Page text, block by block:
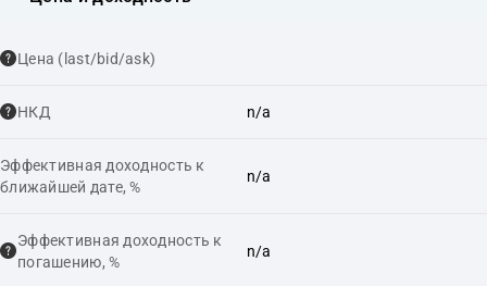
Цена (last/bid/ask)
НКД n/a
Эффективная доходность к
ближайшей дате, %
n/a
Эффективная доходность к
погашению, %
n/a